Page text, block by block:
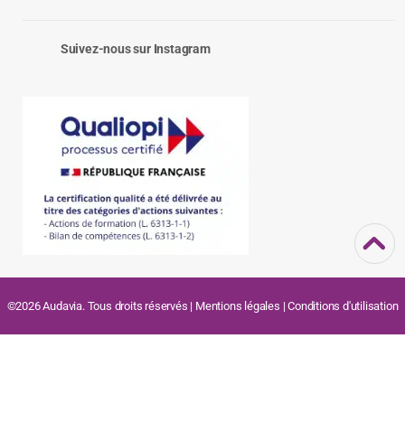
Suivez-nous sur Instagram
©2026 Audavia. Tous droits réservés | Mentions légales |Conditions d'utilisation